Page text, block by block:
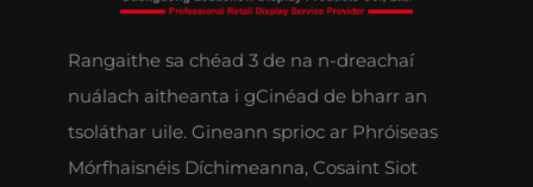
Rangaithe sa chéad 3 de na n-dreachaí
nuálach aitheanta i gCinéad de bharr an
tsoláthar uile. Gineann sprioc ar Phróiseas
Mórfhaisnéis Díchimeanna, Cosaint Siot